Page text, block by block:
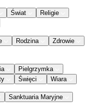
Świat
Religie
Rodzina
Zdrowie
Pielgrzymka
Święci Wiara
Sanktuaria Maryjne